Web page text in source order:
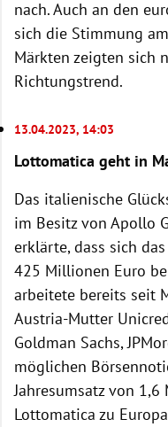
nach. Auch an den
sich die Stimmung
Märkten zeigten sich
Richtungstrend.
13.04.2023, 14:03
Lottomatica geht in
Das italienische
im Besitz von Apollo
erklärte, dass sich
425 Millionen Euro
arbeitete bereits seit
Austria-Mutter
Goldman Sachs,
möglichen
Jahresumsatz von
Lottomatica zu